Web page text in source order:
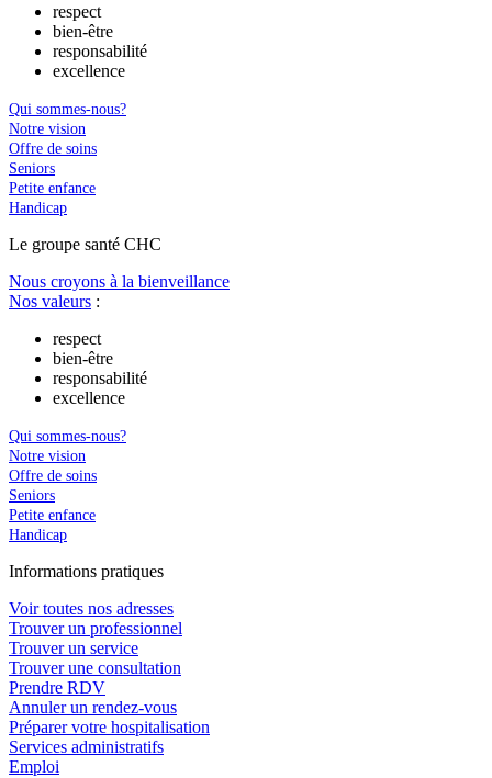
respect
bien-être
responsabilité
excellence
Qui sommes-nous?
Notre vision
Offre de soins
Seniors
Petite enfance
Handicap
Le groupe santé CHC
Nous croyons à la bienveillance
Nos valeurs :
respect
bien-être
responsabilité
excellence
Qui sommes-nous?
Notre vision
Offre de soins
Seniors
Petite enfance
Handicap
Informations pratiques
Voir toutes nos adresses
Trouver un professionnel
Trouver un service
Trouver une consultation
Prendre RDV
Annuler un rendez-vous
Préparer votre hospitalisation
Services administratifs
Emploi​